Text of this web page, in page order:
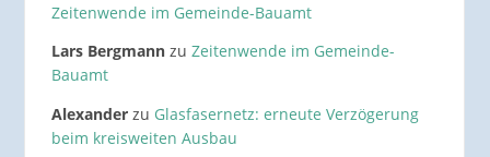
Zeitenwende im Gemeinde-Bauamt
Lars Bergmannzu Zeitenwende im Gemeinde-
Bauamt
Alexanderzu Glasfasernetz: erneute Verzögerung
beim kreisweiten Ausbau